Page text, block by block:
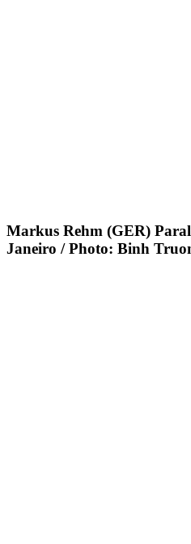
Markus Rehm (GER)
Janeiro / Photo: Binh